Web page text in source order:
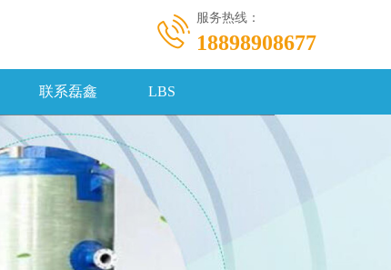
服务热线：
18898908677
联系磊鑫 LBS